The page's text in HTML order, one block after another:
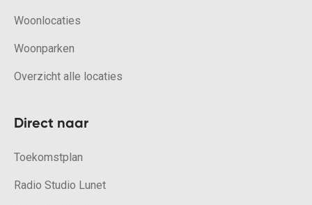
Woonlocaties
Woonparken
Overzicht alle locaties
Direct naar
Toekomstplan
Radio Studio Lunet